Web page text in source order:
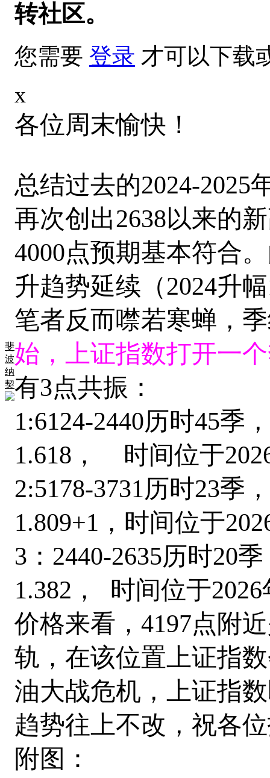
斐
波
纳
契
转社区。
您需要 登录 才可以下载
x
各位周末愉快！
总结过去的2024-2025
再次创出2638以来的
4000点预期基本符合
升趋势延续（2024升
笔者反而噤若寒蝉，
始，上证指数打开一
有3点共振：
1:6124-2440历时45季
1.618， 时间位于
2:5178-3731历时23季
1.809+1， 时间位于
3：2440-2635历时20
1.382， 时间位于
价格来看，4197点附
轨，在该位置上证指
油大战危机，上证指
趋势往上不改，祝各
附图：